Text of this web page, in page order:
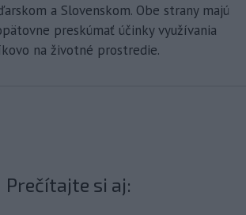
a Slovenskom. Obe strany majú
preskúmať účinky využívania
na životné prostredie.
Prečítajte si aj: